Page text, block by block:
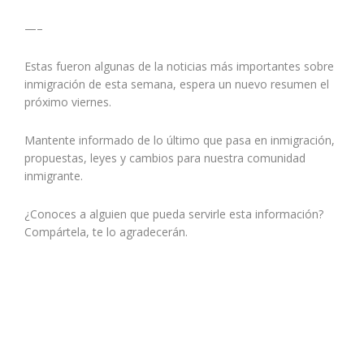
—–
Estas fueron algunas de la noticias más importantes sobre
inmigración de esta semana, espera un nuevo resumen el
próximo viernes.
Mantente informado de lo último que pasa en inmigración,
propuestas, leyes y cambios para nuestra comunidad
inmigrante.
¿Conoces a alguien que pueda servirle esta información?
Compártela, te lo agradecerán.